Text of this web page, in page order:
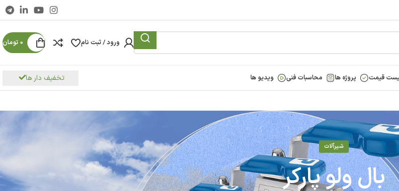
ورود / ثبت نام 0 تومان
قیمت پروژه ها محاسبات فنی ویدیو ها تخفیف دار ها
شیرآلات
بال ولو پارکر